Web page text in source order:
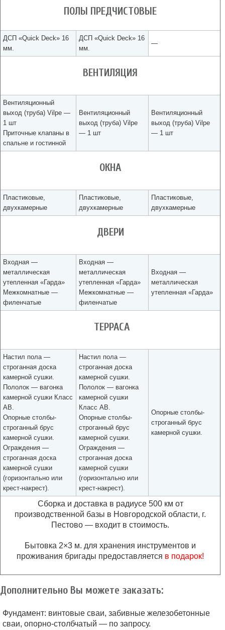
ПОЛЫ ПРЕДЧИСТОВЫЕ
ДСП «Quick Deck» 16
мм.
ДСП «Quick Deck» 16
мм.
—
ВЕНТИЛЯЦИЯ
Вентиляционный
выход (труба) Vilpe —
1 шт
Приточные клапаны в
спальне и гостинной
Вентиляционный
выход (труба) Vilpe
— 1 шт
Вентиляционный
выход (труба) Vilpe
— 1 шт
ОКНА
Пластиковые,
двухкамерные
Пластиковые,
двухкамерные
Пластиковые,
двухкамерные
ДВЕРИ
Входная —
металлическая
утепленная «Гарда»
Межкомнатные —
филенчатые
Входная —
металлическая
утепленная «Гарда»
Межкомнатные —
филенчатые
Входная —
металлическая
утепленная «Гарда»
ТЕРРАСА
Настил пола —
строганная доска
камерной сушки.
Пололок — вагонка
камерной сушки Класс
АВ.
Опорные столбы-
строганный брус
камерной сушки.
Ограждения —
строганная доска
камерной сушки
(горизонтально или
крест-накрест).
Настил пола —
строганная доска
камерной сушки.
Пололок — вагонка
камерной сушки
Класс АВ.
Опорные столбы-
строганный брус
камерной сушки.
Ограждения —
строганная доска
камерной сушки
(горизонтально или
крест-накрест).
Опорные столбы-
строганный брус
камерной сушки.
Сборка и доставка в радиусе 500 км от
производственной базы в Новгородской области, г.
Пестово — входит в стоимость.
Бытовка 2×3 м. для хранения инструментов и
проживания бригады предоставляется в подарок!
Дополнительно Вы можете заказать:
Фундамент: винтовые сваи, забивные железобетонные
сваи, опорно-столбчатый — по запросу.